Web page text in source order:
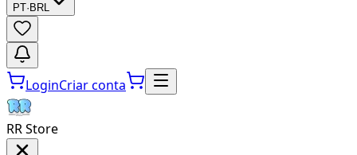
PT·BRL
LoginCriar conta
RR Store